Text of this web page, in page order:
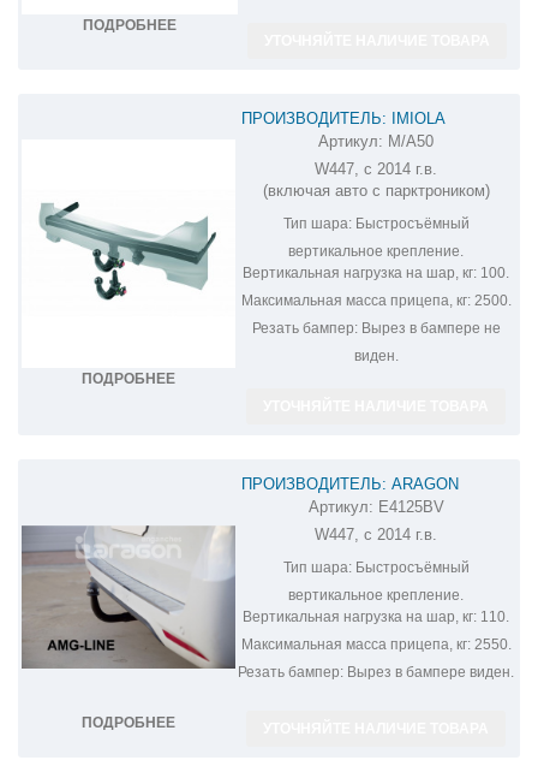
ПОДРОБНЕЕ
ПОДРОБНЕЕ
ПРОИЗВОДИТЕЛЬ: IMIOLA
ФАРКОП НА MERCEDES VITO M/A50
Артикул: M/A50
W447, c 2014 г.в.
(включая авто с парктроником)
Тип шара:Быстросъёмный
вертикальное крепление.
Вертикальная нагрузка на шар, кг: 100.
Максимальная масса прицепа, кг:2500.
Резать бампер:Вырез в бампере не
виден.
ПОДРОБНЕЕ
ПРОИЗВОДИТЕЛЬ: ARAGON
ФАРКОП НА MERCEDES VITO E4125BV
Артикул: E4125BV
W447, с 2014 г.в.
Тип шара:Быстросъёмный
вертикальное крепление.
Вертикальная нагрузка на шар, кг: 110.
Максимальная масса прицепа, кг:2550.
Резать бампер: Вырез в бампере виден.